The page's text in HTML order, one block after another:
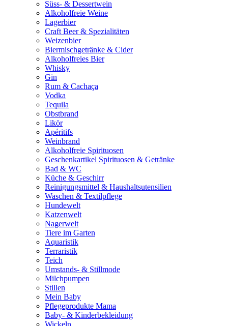
Süss- & Dessertwein
Alkoholfreie Weine
Lagerbier
Craft Beer & Spezialitäten
Weizenbier
Biermischgetränke & Cider
Alkoholfreies Bier
Whisky
Gin
Rum & Cachaça
Vodka
Tequila
Obstbrand
Likör
Apéritifs
Weinbrand
Alkoholfreie Spirituosen
Geschenkartikel Spirituosen & Getränke
Bad & WC
Küche & Geschirr
Reinigungsmittel & Haushaltsutensilien
Waschen & Textilpflege
Hundewelt
Katzenwelt
Nagerwelt
Tiere im Garten
Aquaristik
Terraristik
Teich
Umstands- & Stillmode
Milchpumpen
Stillen
Mein Baby
Pflegeprodukte Mama
Baby- & Kinderbekleidung
Wickeln